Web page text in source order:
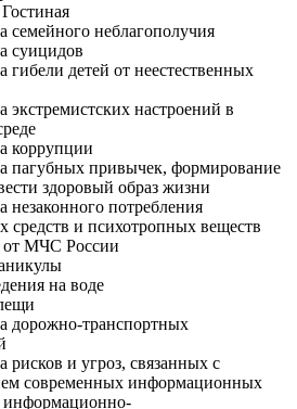
семейного неблагополучия
суицидов
гибели детей от неестественных
экстремистских настроений в
коррупции
пагубных привычек, формирование
здоровый образ жизни
незаконного потребления
средств и психотропных веществ
от МЧС России
на воде
дорожно-транспортных
рисков и угроз, связанных с
современных информационных
информационно-